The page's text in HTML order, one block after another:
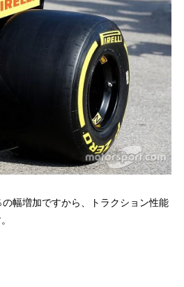
幅増加ですから、トラクション性能